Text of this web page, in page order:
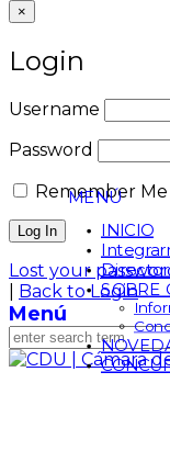
×
Login
Username
Password
Remember Me
Lost your
Back to Login
Menú
MENÚ
INICIO
SOBRE